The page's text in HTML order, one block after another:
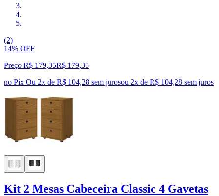
(2)
14% OFF
Preço R$ 179,35R$ 179,35
no Pix Ou 2x de R$ 104,28 sem jurosou 2x de R$ 104,28 sem juros
Kit 2 Mesas Cabeceira Classic 4 Gavetas